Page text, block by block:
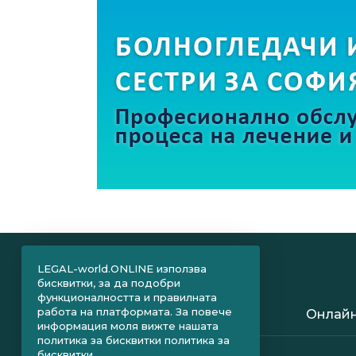
LEGAL-world.ONLINE използва
бисквитки, за да подобри
функционалността и правилната
работа на платформата. За повече
информация моля вижте нашата
политика за бисквитки политика за